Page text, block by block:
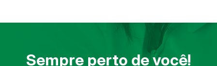
Sempre perto de você!